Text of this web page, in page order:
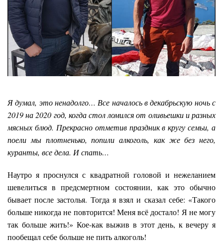
Я думал, это ненадолго… Все началось в декабрьскую ночь с
2019 на 2020 год, когда стол ломился от оливьешки и разных
мясных блюд. Прекрасно отметив праздник в кругу семьи, а
поели мы плотненько, попили алкоголь, как же без него,
куранты, все дела. И спать…
Наутро я проснулся с квадратной головой и нежеланием
шевелиться в предсмертном состоянии, как это обычно
бывает после застолья. Тогда я взял и сказал себе: «Такого
больше никогда не повторится! Меня всё достало! Я не могу
так больше жить!» Кое-как выжив в этот день, к вечеру я
пообещал себе больше не пить алкоголь!